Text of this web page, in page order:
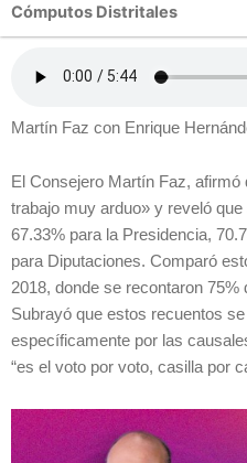
Cómputos Distritales
Martín Faz con Enrique
El Consejero Martín Faz,
trabajo muy arduo» y reveló
67.33% para la Presidencia,
para Diputaciones. Comparó
2018, donde se recontaron
Subrayó que estos recuentos
específicamente por las
“es el voto por voto, casilla por